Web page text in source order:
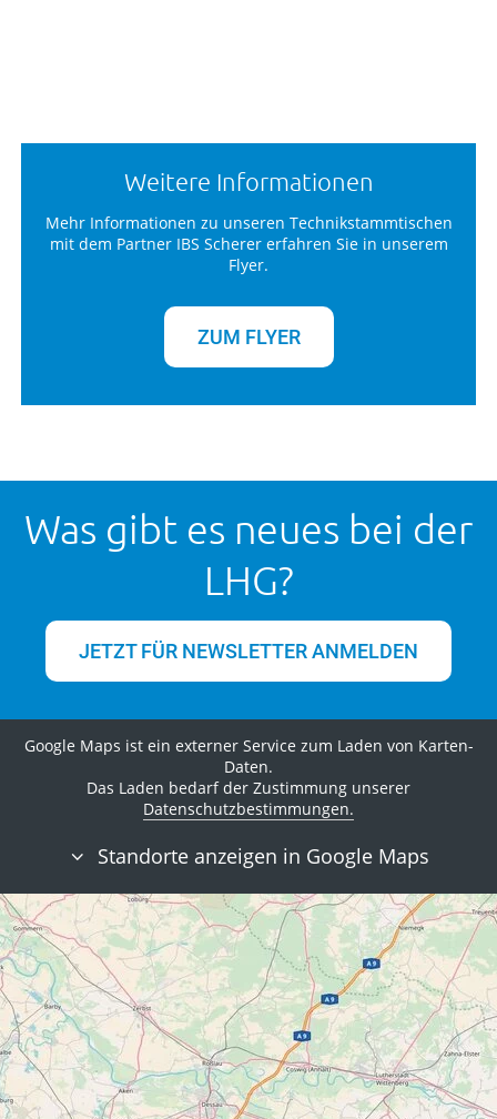
Weitere Informationen
Mehr Informationen zu unseren Technikstammtischen
mit dem Partner IBS Scherer erfahren Sie in unserem
Flyer.
ZUM FLYER
Was gibt es neues bei der
LHG?
JETZT FÜR NEWSLETTER ANMELDEN
Google Maps ist ein externer Service zum Laden von Karten-
Daten.
Das Laden bedarf der Zustimmung unserer
Datenschutzbestimmungen.
Standorte anzeigen in Google Maps